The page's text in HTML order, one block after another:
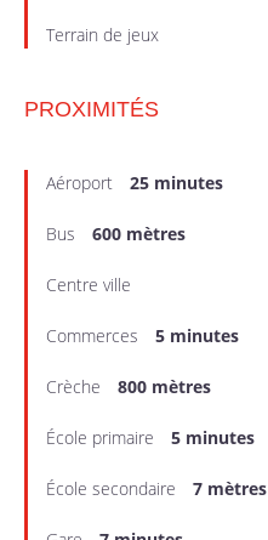
Terrain de jeux
PROXIMITÉS
Aéroport 25 minutes
Bus 600 mètres
Centre ville
Commerces 5 minutes
Crèche 800 mètres
École primaire 5 minutes
École secondaire 7 mètres